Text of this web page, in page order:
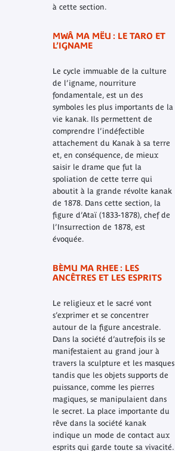
à cette section.
MWÂ MA MËU : LE TARO ET
L’IGNAME
Le cycle immuable de la culture
de l’igname, nourriture
fondamentale, est un des
symboles les plus importants de la
vie kanak. Ils permettent de
comprendre l’indéfectible
attachement du Kanak à sa terre
et, en conséquence, de mieux
saisir le drame que fut la
spoliation de cette terre qui
aboutit à la grande révolte kanak
de 1878. Dans cette section, la
figure d’Ataï (1833-1878), chef de
l’Insurrection de 1878, est
évoquée.
BÈMU MA RHEE : LES
ANCÊTRES ET LES ESPRITS
Le religieux et le sacré vont
s’exprimer et se concentrer
autour de la figure ancestrale.
Dans la société d’autrefois ils se
manifestaient au grand jour à
travers la sculpture et les masques
tandis que les objets supports de
puissance, comme les pierres
magiques, se manipulaient dans
le secret. La place importante du
rêve dans la société kanak
indique un mode de contact aux
esprits qui garde toute sa vivacité.